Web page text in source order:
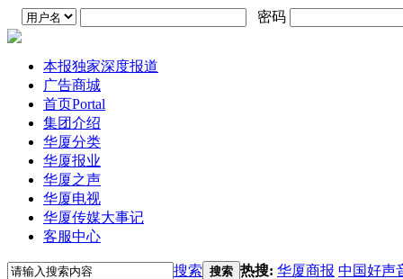
密码
本报独家深度报道
广告商城
首页Portal
集团介绍
华厦分类
华厦报业
华厦之声
华厦电视
华厦传媒大事记
客服中心
搜索 搜索 热搜: 华厦商报 中国好声